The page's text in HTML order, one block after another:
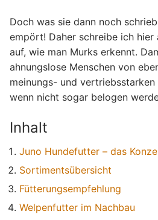
Doch was sie dann noch
empört! Daher schreibe ich hier
auf, wie man Murks erkennt.
ahnungslose Menschen von
meinungs- und
wenn nicht sogar belogen
Inhalt
Juno Hundefutter – das
Sortimentsübersicht
Fütterungsempfehlung
Welpenfutter im Nachbau